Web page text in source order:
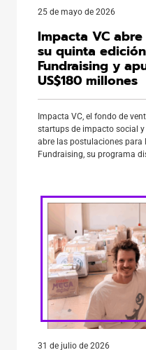
25 de mayo de 2026
Impacta VC
su quinta
Fundraising y
US$180 millones
Impacta VC, el fondo de
startups de impacto social
abre las postulaciones
Fundraising, su programa
31 de julio de 2026